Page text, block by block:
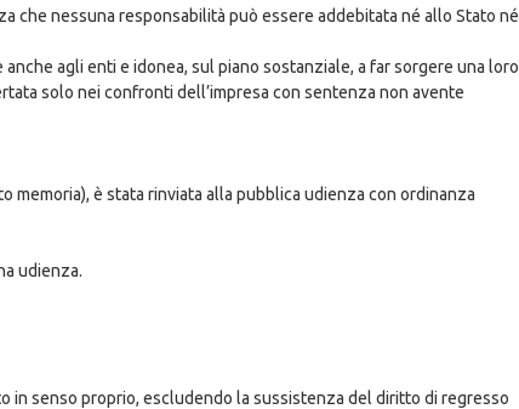
che nessuna responsabilità può essere addebitata né allo Stato né
agli enti e idonea, sul piano sostanziale, a far sorgere una loro
solo nei confronti dell’impresa con sentenza non avente
memoria), è stata rinviata alla pubblica udienza con ordinanza
udienza.
in senso proprio, escludendo la sussistenza del diritto di regresso